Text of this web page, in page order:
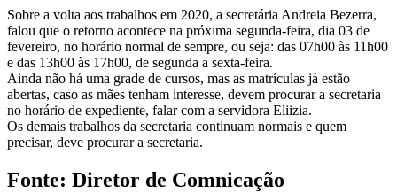
Sobre a volta aos trabalhos em 2020, a secretária Andreia Bezerra,
falou que o retorno acontece na próxima segunda-feira, dia 03 de
fevereiro, no horário normal de sempre, ou seja: das 07h00 às 11h00
e das 13h00 às 17h00, de segunda a sexta-feira.
Ainda não há uma grade de cursos, mas as matrículas já estão
abertas, caso as mães tenham interesse, devem procurar a secretaria
no horário de expediente, falar com a servidora Eliizia.
Os demais trabalhos da secretaria continuam normais e quem
precisar, deve procurar a secretaria.
Fonte: Diretor de Comnicação